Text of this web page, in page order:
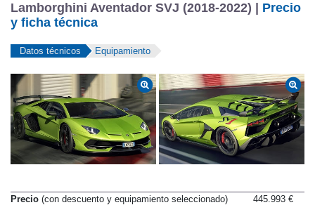
Lamborghini Aventador SVJ (2018-2022) | Precio
y ficha técnica
Datos técnicos Equipamiento
Precio (con descuento y equipamiento seleccionado)
445.993 €